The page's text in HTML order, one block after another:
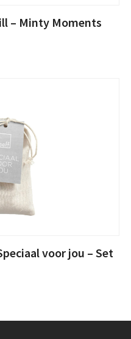
– Minty Moments
voor jou – Set